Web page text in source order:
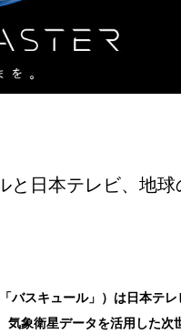
と日本テレビ、地球
バスキュール」）は日本テ
象衛星データを活用した次